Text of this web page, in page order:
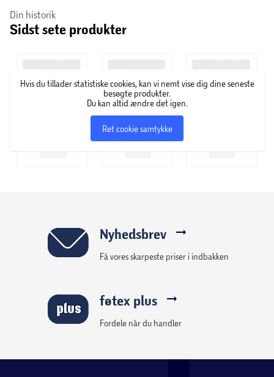
adgang til eksklusive Moto-oplevelser, der gør din telefon
mere sikker, personlig og sjov.
Din historik
Sidst sete produkter
Hvis du tillader statistiske cookies, kan vi nemt vise dig dine seneste
besøgte produkter.
Du kan altid ændre det igen.
Ret cookie samtykke
Nyhedsbrev
Få vores skarpeste priser i indbakken
føtex plus
Fordele når du handler